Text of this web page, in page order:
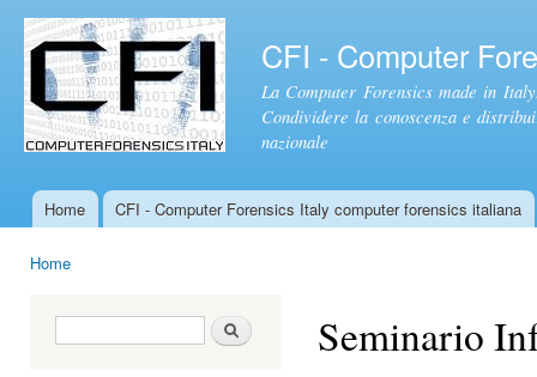
CFI - Computer
La Computer Forensics made in
Condividere la conoscenza e
nazionale
Menu principale
Home CFI - Computer Forensics Italy computer forensics italiana
Home
Form di ricerca Cerca Seminario